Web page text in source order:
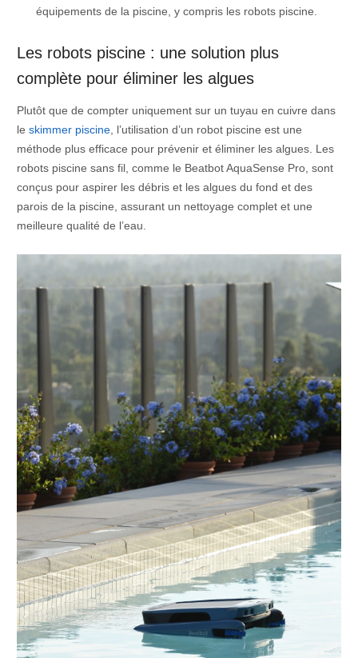
équipements de la piscine, y compris les robots piscine.
Les robots piscine : une solution plus
complète pour éliminer les algues
Plutôt que de compter uniquement sur un tuyau en cuivre dans
le skimmer piscine, l’utilisation d’un robot piscine est une
méthode plus efficace pour prévenir et éliminer les algues. Les
robots piscine sans fil, comme le Beatbot AquaSense Pro, sont
conçus pour aspirer les débris et les algues du fond et des
parois de la piscine, assurant un nettoyage complet et une
meilleure qualité de l’eau.